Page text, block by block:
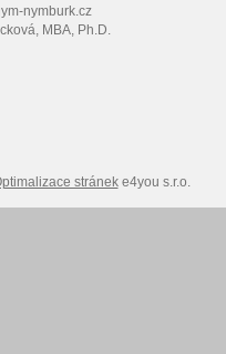
nymburk.cz
MBA, Ph.D.
stráneke4you s.r.o.